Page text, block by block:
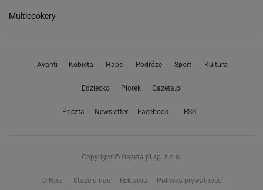
Multicookery
Avanti Kobieta Haps Podróże Sport Kultura
Edziecko Plotek Gazeta.pl
Poczta Newsletter Facebook RSS
Copyright © Gazeta.pl sp. z o.o.
O Nas Staże u nas Reklama Polityka prywatności